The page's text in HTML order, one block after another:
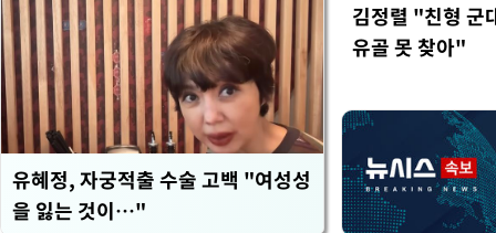
유혜정, 자궁적출 수술 고백 "여성성
을 잃는 것이…"
김정렬 "친형 군
유골 못 찾아"